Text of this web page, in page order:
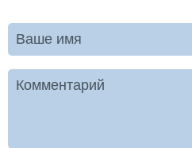
Ваше имя
Комментарий